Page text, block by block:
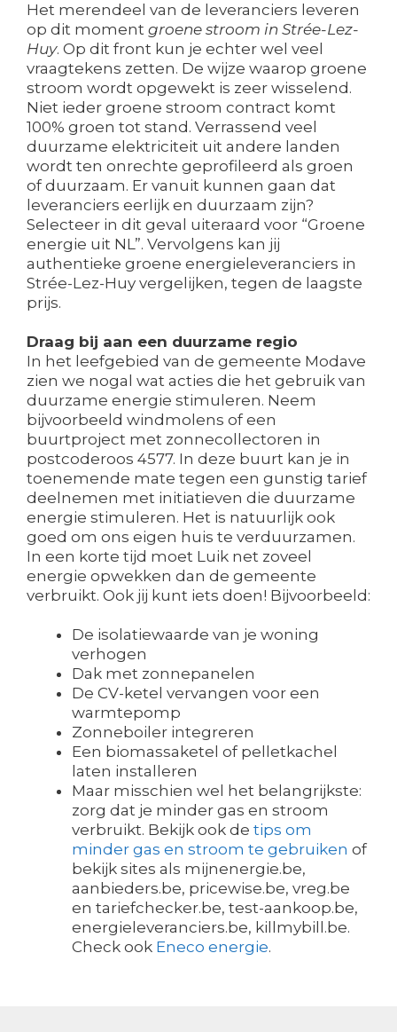
Het merendeel van de leveranciers leveren
op dit moment groene stroom in Strée-Lez-
Huy. Op dit front kun je echter wel veel
vraagtekens zetten. De wijze waarop groene
stroom wordt opgewekt is zeer wisselend.
Niet ieder groene stroom contract komt
100% groen tot stand. Verrassend veel
duurzame elektriciteit uit andere landen
wordt ten onrechte geprofileerd als groen
of duurzaam. Er vanuit kunnen gaan dat
leveranciers eerlijk en duurzaam zijn?
Selecteer in dit geval uiteraard voor “Groene
energie uit NL”. Vervolgens kan jij
authentieke groene energieleveranciers in
Strée-Lez-Huy vergelijken, tegen de laagste
prijs.
Draag bij aan een duurzame regio
In het leefgebied van de gemeente Modave
zien we nogal wat acties die het gebruik van
duurzame energie stimuleren. Neem
bijvoorbeeld windmolens of een
buurtproject met zonnecollectoren in
postcoderoos 4577. In deze buurt kan je in
toenemende mate tegen een gunstig tarief
deelnemen met initiatieven die duurzame
energie stimuleren. Het is natuurlijk ook
goed om ons eigen huis te verduurzamen.
In een korte tijd moet Luik net zoveel
energie opwekken dan de gemeente
verbruikt. Ook jij kunt iets doen! Bijvoorbeeld:
De isolatiewaarde van je woning
verhogen
Dak met zonnepanelen
De CV-ketel vervangen voor een
warmtepomp
Zonneboiler integreren
Een biomassaketel of pelletkachel
laten installeren
Maar misschien wel het belangrijkste:
zorg dat je minder gas en stroom
verbruikt. Bekijk ook de tips om
minder gas en stroom te gebruiken of
bekijk sites als mijnenergie.be,
aanbieders.be, pricewise.be, vreg.be
en tariefchecker.be, test-aankoop.be,
energieleveranciers.be, killmybill.be.
Check ook Eneco energie.